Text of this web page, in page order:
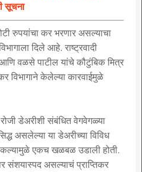
सूचना
रुपयांचा कर भरणार असल्याचा
दिले आहे. राष्ट्रवादी
वळसे पाटील यांचे कौटुंबिक मित्र
विभागाने केलेल्या कारवाईमुळे
रोजी डेअरीशी संबंधित वेगवेगळ्या
असलेल्या या डेअरीच्या विविध
एकच खळबळ उडाली होती.
संशयास्पद असल्याचं प्राप्तिकर